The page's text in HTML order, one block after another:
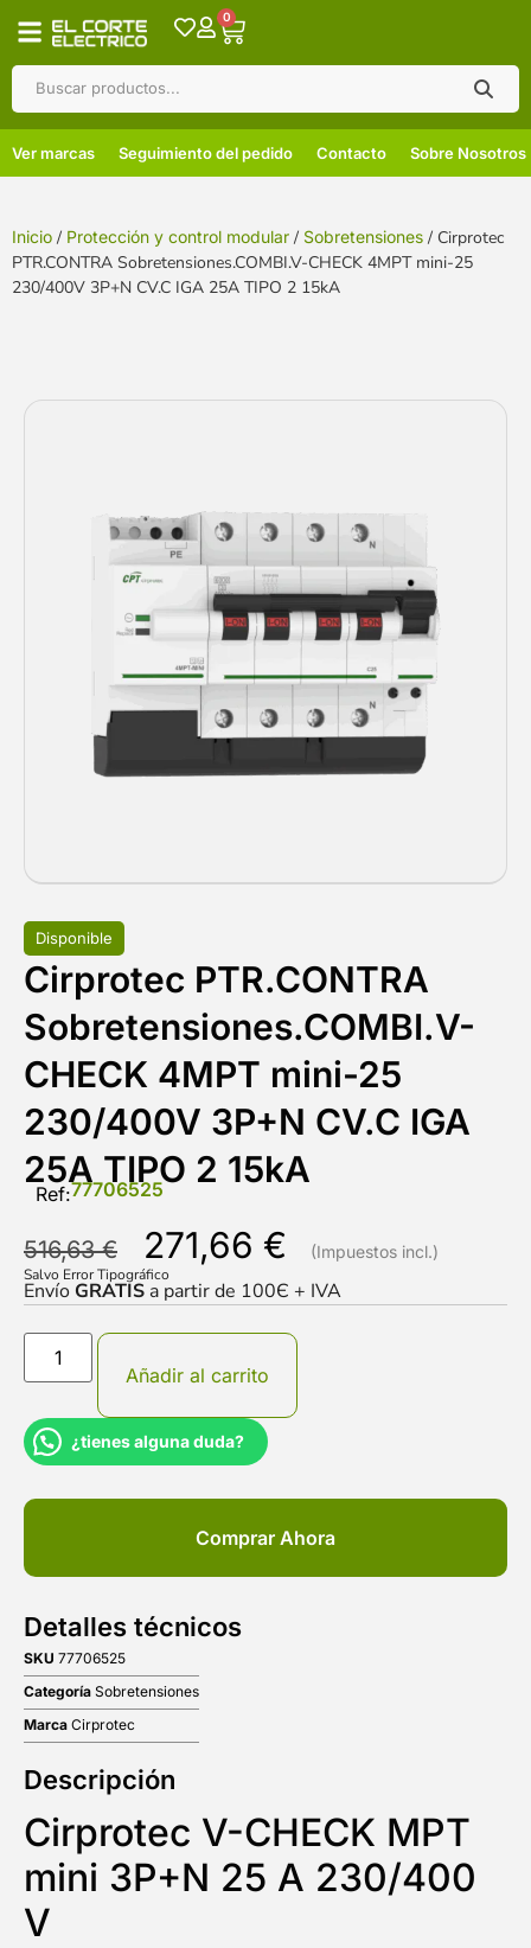
0
Ver marcas Seguimiento del pedido Contacto Sobre Nosotros
Inicio / Protección y control modular / Sobretensiones / Cirprotec
PTR.CONTRA Sobretensiones.COMBI.V-CHECK 4MPT mini-25
230/400V 3P+N CV.C IGA 25A TIPO 2 15kA
Disponible
Cirprotec PTR.CONTRA
Sobretensiones.COMBI.V-
CHECK 4MPT mini-25
230/400V 3P+N CV.C IGA
25A TIPO 2 15kA
Ref:77706525
516,63€ 271,66 €
Salvo Error Tipográfico
EnvíoGRATIS a partir de 100Є + IVA
Añadir al carrito
¿tienes alguna duda?
Comprar Ahora
Detalles técnicos
SKU 77706525
Categoría Sobretensiones
Marca Cirprotec
Descripción
Cirprotec V-CHECK MPT
mini 3P+N 25 A 230/400
V